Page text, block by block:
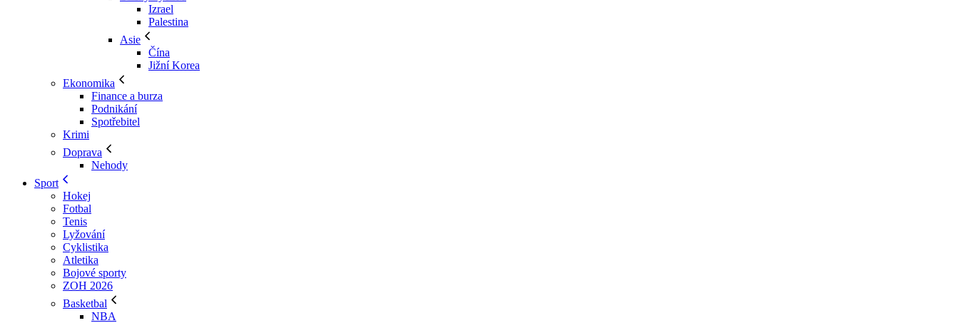
Izrael
Palestina
Asie
Čína
Jižní Korea
Ekonomika
Finance a burza
Podnikání
Spotřebitel
Krimi
Doprava
Nehody
Sport
Hokej
Fotbal
Tenis
Lyžování
Cyklistika
Atletika
Bojové sporty
ZOH 2026
Basketbal
NBA